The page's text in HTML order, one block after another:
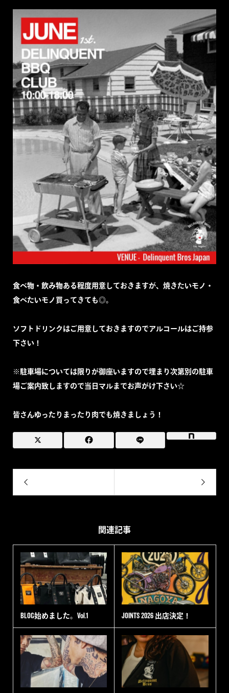
食べ物・飲み物ある程度用意しておきますが、焼きたいモノ・
食べたいモノ買ってきても◎。
ソフトドリンクはご用意しておきますのでアルコールはご持参
下さい！
※駐車場については限りが御座いますので埋まり次第別の駐車
場ご案内致しますので当日マルまでお声がけ下さい☆
皆さんゆったりまったり肉でも焼きましょう！
関連記事
BLOG始めました。Vol.1 JOINTS 2026 出店決定！